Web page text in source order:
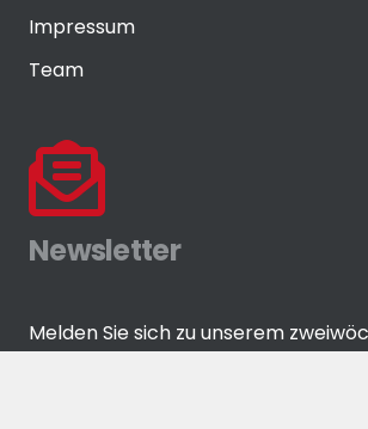
Impressum
Team
Newsletter
Melden Sie sich zu unserem